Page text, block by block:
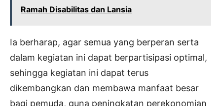
Ramah Disabilitas dan Lansia
Ia berharap, agar semua yang berperan serta
dalam kegiatan ini dapat berpartisipasi optimal,
sehingga kegiatan ini dapat terus
dikembangkan dan membawa manfaat besar
bagi pemuda, guna peningkatan perekonomian